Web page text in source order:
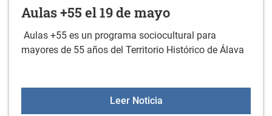
Aulas +55 el 19 de mayo
Aulas +55 es un programa sociocultural para
mayores de 55 años del Territorio Histórico de Álava
Leer NoticiaAulas +55 el 19 de mayo